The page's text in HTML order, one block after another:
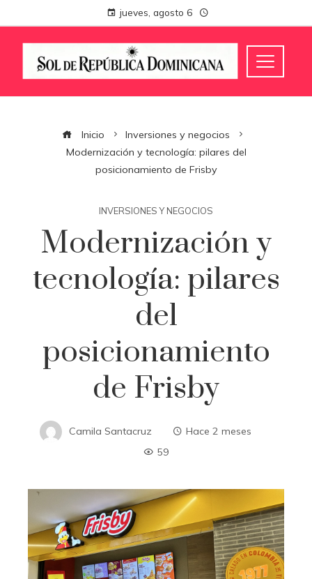
jueves, agosto 6
Inicio
Inversiones y negocios
Modernización y tecnología: pilares del
posicionamiento de Frisby
INVERSIONES Y NEGOCIOS
Modernización y
tecnología: pilares
del
posicionamiento
de Frisby
Camila Santacruz
Hace 2 meses
59